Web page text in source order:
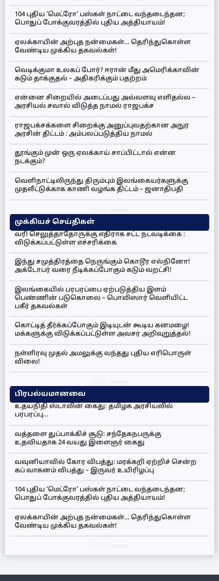
104 புதிய ‘மெட்ரோ’ பஸ்கள் நாட்டை வந்தடைந்தன;
பொதுப் போக்குவரத்தில் புதிய அத்தியாயம்!
ஏலக்காயின் அற்புத நன்மைகள்… தெரிந்துகொள்ள
வேண்டிய முக்கிய தகவல்கள்!
வெடிக்குமா உலகப் போர்? ஈரான் மீது அமெரிக்காவின்
கடும் தாக்குதல் – அதிகரிக்கும் பதற்றம்
என்னை சிறையில் அடைப்பது அவ்வளவு எளிதல்ல –
அரசியல் சவால் விடுத்த நாமல் ராஜபக்ச
ராஜபக்சக்களை சிறைக்கு அனுப்புவதற்கான அநுர
அரசின் திட்டம் : அம்பலப்படுத்திய நாமல்
தூங்கும் முன் ஒரு ஏலக்காய் சாப்பிட்டால் என்ன
நடக்கும்?
வெளிநாட்டிலிருந்து திரும்பும் இலங்கையர்களுக்கு
முதலீட்டுக்காக காணி வழங்க திட்டம் – ஜனாதிபதி
முக்கியச் செய்திகள்
வரி செலுத்தாதோருக்கு எதிராக சட்ட நடவடிக்கை :
விடுக்கப்பட்டுள்ள எச்சரிக்கை
இந்து சமுத்திரத்தை நெருங்கும் கொடூர எல்நினோ!
அக்டோபர் வரை நீடிக்கப்போகும் கடும் வறட்சி!
இலங்கையில் பரபரப்பை ஏற்படுத்திய இளம்
பெண்ணின் படுகொலை – பொலிஸார் வெளியிட்ட
பகீர் தகவல்கள்
கொட்டித் தீர்க்கப்போகும் இடியுடன் கூடிய கனமழை!
மக்களுக்கு விடுக்கப்பட்டுள்ள அவசர அறிவுறுத்தல்!
நள்ளிரவு முதல் அமலுக்கு வந்தது புதிய எரிபொருள்
விலை!
பிரபல்யமானவை
உதயநிதி ஸ்டாலின் கைது: தமிழக அரசியலில்
பரபரப்பு…
வத்தளை துப்பாக்கிச் சூடு: சந்தேகநபருக்கு
உதவியதாக 24 வயது இளைஞர் கைது
வவுனியாவில் கோர விபத்து: மரக்கறி ஏற்றிச் சென்ற
கப் வாகனம் விபத்து – இருவர் உயிரிழப்பு
104 புதிய ‘மெட்ரோ’ பஸ்கள் நாட்டை வந்தடைந்தன;
பொதுப் போக்குவரத்தில் புதிய அத்தியாயம்!
ஏலக்காயின் அற்புத நன்மைகள்… தெரிந்துகொள்ள
வேண்டிய முக்கிய தகவல்கள்!